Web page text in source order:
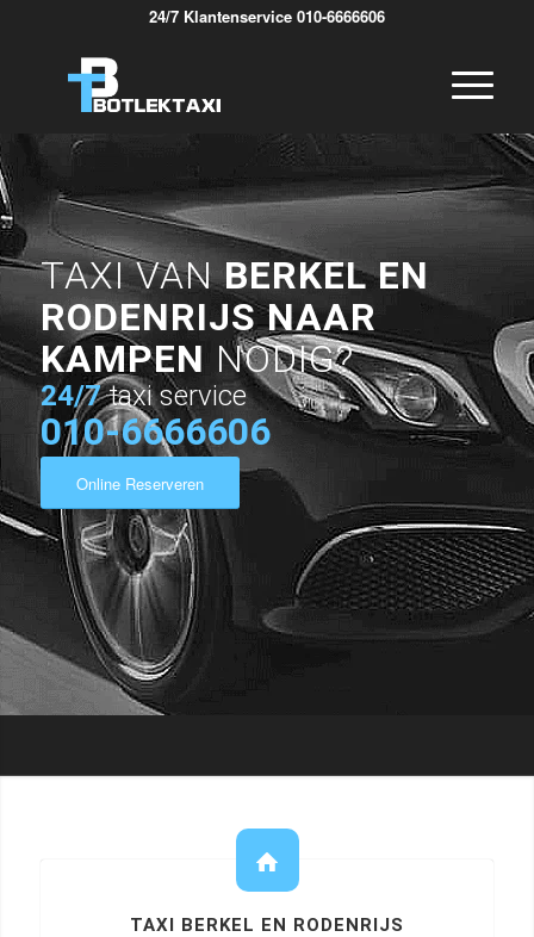
24/7 Klantenservice 010-6666606
TAXI VANBERKEL EN
RODENRIJS NAAR
KAMPEN NODIG?
24/7 taxi service
010-6666606
Online Reserveren
TAXI BERKEL EN RODENRIJS